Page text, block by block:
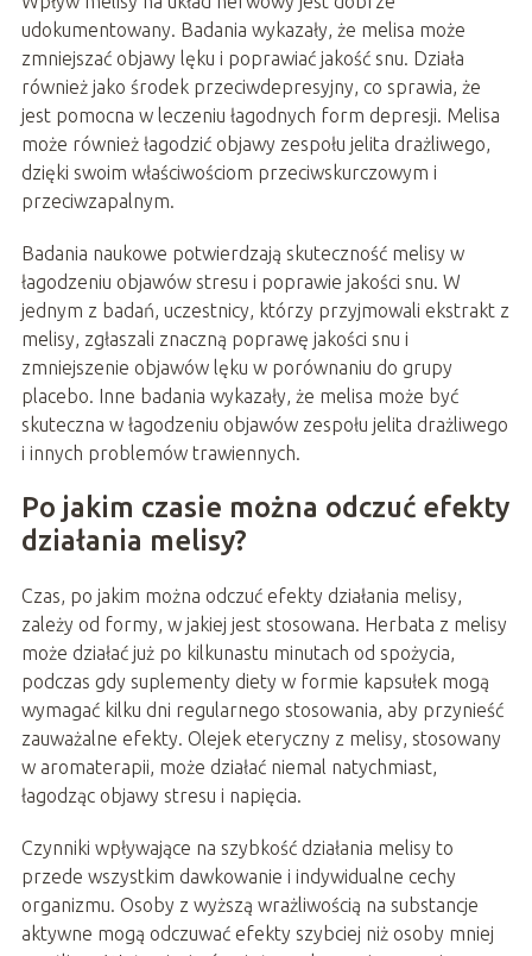
udokumentowany. Badania wykazały, że melisa może
zmniejszać objawy lęku i poprawiać jakość snu. Działa
również jako środek przeciwdepresyjny, co sprawia, że
jest pomocna w leczeniu łagodnych form depresji. Melisa
może również łagodzić objawy zespołu jelita drażliwego,
dzięki swoim właściwościom przeciwskurczowym i
przeciwzapalnym.
Badania naukowe potwierdzają skuteczność melisy w
łagodzeniu objawów stresu i poprawie jakości snu. W
jednym z badań, uczestnicy, którzy przyjmowali ekstrakt z
melisy, zgłaszali znaczną poprawę jakości snu i
zmniejszenie objawów lęku w porównaniu do grupy
placebo. Inne badania wykazały, że melisa może być
skuteczna w łagodzeniu objawów zespołu jelita drażliwego
i innych problemów trawiennych.
Po jakim czasie można odczuć efekty
działania melisy?
Czas, po jakim można odczuć efekty działania melisy,
zależy od formy, w jakiej jest stosowana. Herbata z melisy
może działać już po kilkunastu minutach od spożycia,
podczas gdy suplementy diety w formie kapsułek mogą
wymagać kilku dni regularnego stosowania, aby przynieść
zauważalne efekty. Olejek eteryczny z melisy, stosowany
w aromaterapii, może działać niemal natychmiast,
łagodząc objawy stresu i napięcia.
Czynniki wpływające na szybkość działania melisy to
przede wszystkim dawkowanie i indywidualne cechy
organizmu. Osoby z wyższą wrażliwością na substancje
aktywne mogą odczuwać efekty szybciej niż osoby mniej